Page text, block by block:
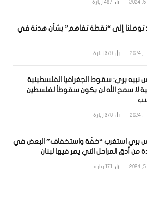
487 زيارة
توصلنا إلى “نقطة تفاهم” بشأن هدنة في
379 زيارة
نبيه بري: سقوط الجغرافيا الفلسطينية
لا سمح الله لن يكون سقوطاً لفلسطين
378 زيارة
بري استغرب “خفّة واستخفاف” البعض في
من أدق المراحل التي يمر فيها لبنان
171 زيارة